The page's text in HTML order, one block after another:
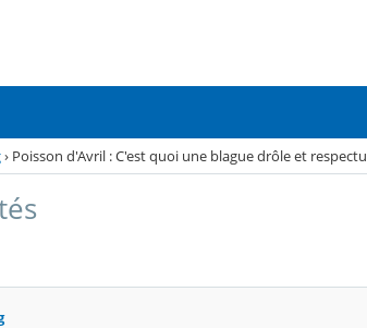
› Poisson d'Avril : C'est quoi une blague drôle et